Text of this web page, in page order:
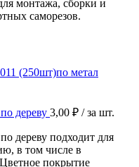
монтажа, сборки и
саморезов.
дереву 3,00 ₽ / за шт.
дереву подходит для
в том числе в
покрытие